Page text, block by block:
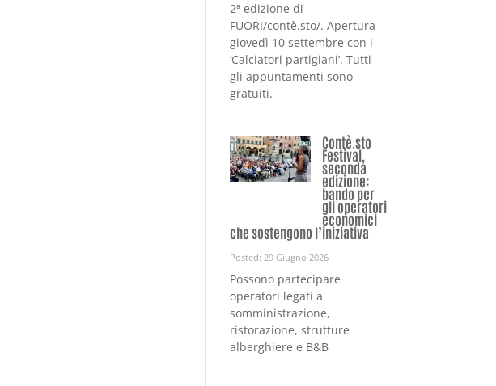
2ª edizione di
FUORI/contè.sto/. Apertura
giovedì 10 settembre con i
‘Calciatori partigiani’. Tutti
gli appuntamenti sono
gratuiti.
Contè.sto
Festival,
seconda
edizione:
bando per
gli operatori
economici
che sostengono l’iniziativa
Posted: 29 Giugno 2026
Possono partecipare
operatori legati a
somministrazione,
ristorazione, strutture
alberghiere e B&B